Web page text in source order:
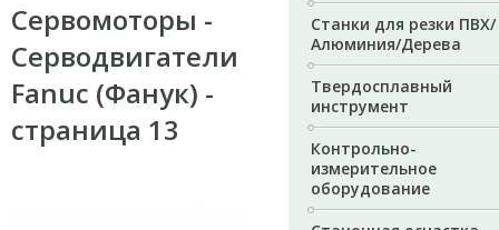
Сервомоторы -
Серводвигатели
Fanuc (Фанук) -
страница 13
Станки для резки ПВХ/
Алюминия/Дерева
Твердосплавный
инструмент
Контрольно-
измерительное
оборудование